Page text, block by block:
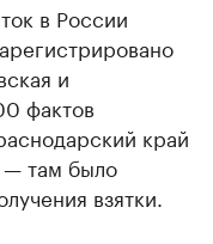
в России
и
фактов
край
— там было
взятки.